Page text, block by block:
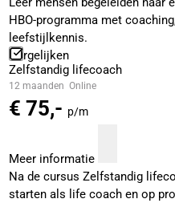
HBO-programma met
leefstijlkennis.
Vergelijken
Zelfstandig lifecoach
12 maanden Online
€ 75,- p/m
Meer informatie
Na de cursus Zelfstandig
starten als life coach en op